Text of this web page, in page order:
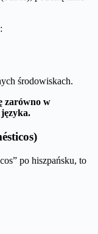
środowiskach.
zarówno w
po hiszpańsku, to